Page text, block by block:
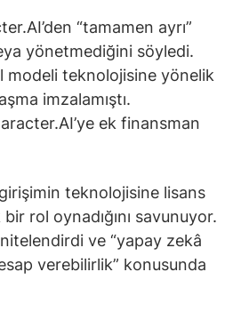
“tamamen ayrı”
yönetmediğini söyledi.
modeli teknolojisine yönelik
imzalamıştı.
ek finansman
girişimin teknolojisine lisans
rol oynadığını savunuyor.
ve “yapay zekâ
verebilirlik” konusunda